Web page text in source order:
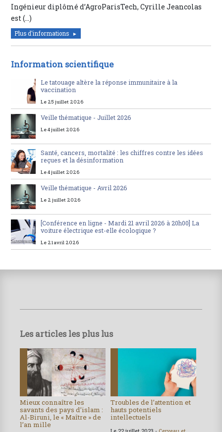
Ingénieur diplômé d’AgroParisTech, Cyrille Jeancolas
est (…)
Plus d'informations
Information scientifique
Le tatouage altère la réponse immunitaire à la
vaccination
Le 25 juillet 2026
Veille thématique - Juillet 2026
Le 4 juillet 2026
Santé, cancers, mortalité : les chiffres contre les idées
reçues et la désinformation
Le 4 juillet 2026
Veille thématique - Avril 2026
Le 2 juillet 2026
[Conférence en ligne - Mardi 21 avril 2026 à 20h00] La
voiture électrique est-elle écologique ?
Le 21 avril 2026
Les articles les plus lus
Mieux connaître les
savants des pays d’islam :
Al-Biruni, le « Maître » de
l’an mille
Troubles de l’attention et
hauts potentiels
intellectuels